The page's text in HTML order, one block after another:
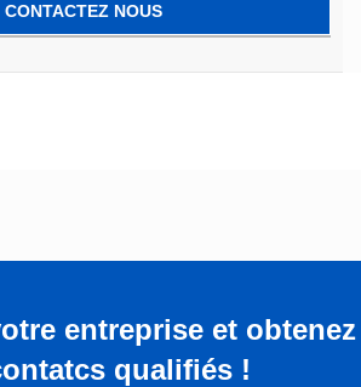
CONTACTEZ NOUS
entreprise et obtenez
qualifiés !